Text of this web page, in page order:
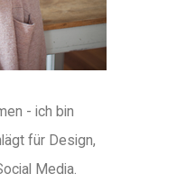
- ich bin
für Design,
Media.